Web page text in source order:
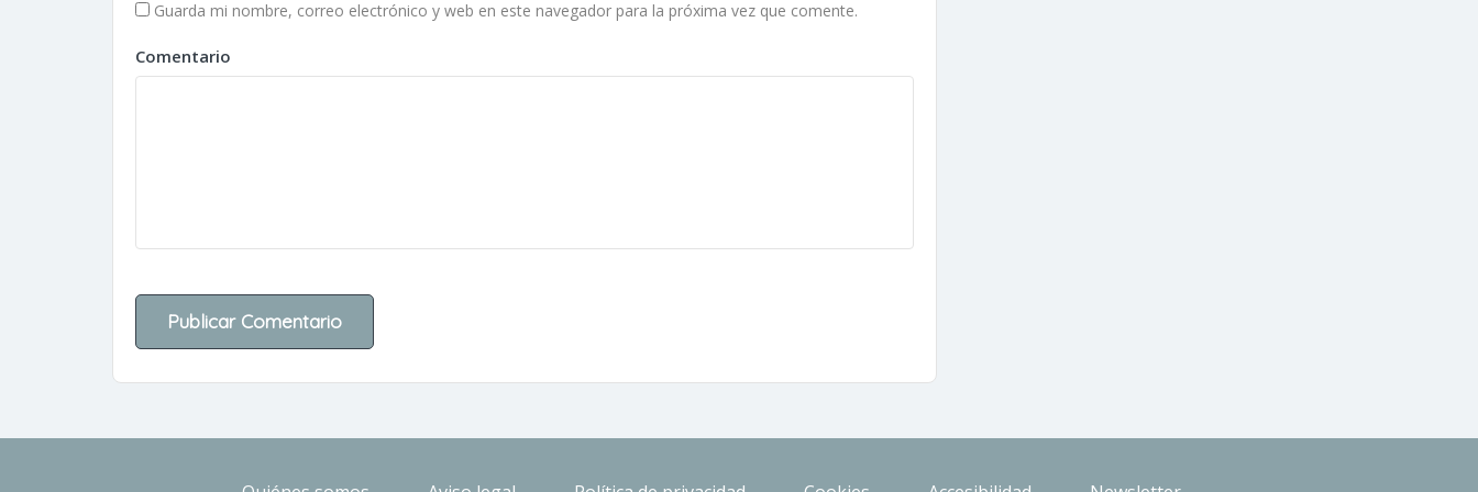
Guarda mi nombre, correo electrónico y web en este navegador para la próxima vez que comente.
Comentario